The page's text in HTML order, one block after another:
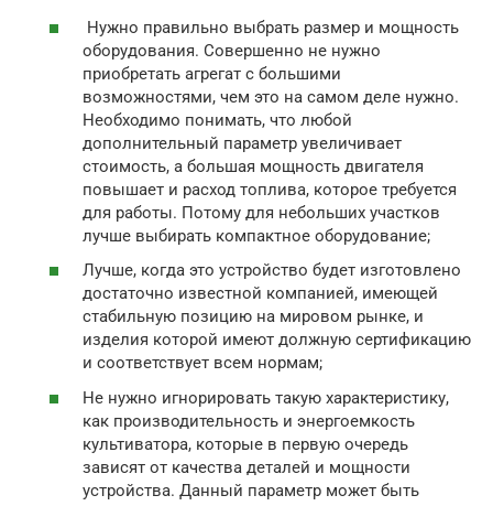
Нужно правильно выбрать размер и мощность
оборудования. Совершенно не нужно
приобретать агрегат с большими
возможностями, чем это на самом деле нужно.
Необходимо понимать, что любой
дополнительный параметр увеличивает
стоимость, а большая мощность двигателя
повышает и расход топлива, которое требуется
для работы. Потому для небольших участков
лучше выбирать компактное оборудование;
Лучше, когда это устройство будет изготовлено
достаточно известной компанией, имеющей
стабильную позицию на мировом рынке, и
изделия которой имеют должную сертификацию
и соответствует всем нормам;
Не нужно игнорировать такую характеристику,
как производительность и энергоемкость
культиватора, которые в первую очередь
зависят от качества деталей и мощности
устройства. Данный параметр может быть